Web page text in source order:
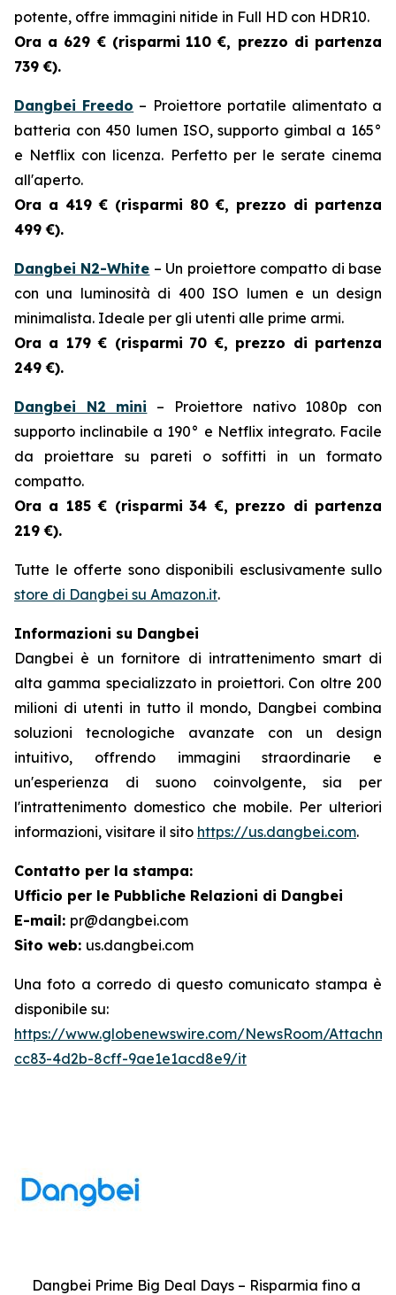
potente, offre immagini nitide in Full HD con HDR10.
Ora a 629 € (risparmi 110 €, prezzo di partenza
739 €).
Dangbei Freedo – Proiettore portatile alimentato a
batteria con 450 lumen ISO, supporto gimbal a 165°
e Netflix con licenza. Perfetto per le serate cinema
all'aperto.
Ora a 419 € (risparmi 80 €, prezzo di partenza
499 €).
Dangbei N2-White – Un proiettore compatto di base
con una luminosità di 400 ISO lumen e un design
minimalista. Ideale per gli utenti alle prime armi.
Ora a 179 € (risparmi 70 €, prezzo di partenza
249 €).
Dangbei N2 mini – Proiettore nativo 1080p con
supporto inclinabile a 190° e Netflix integrato. Facile
da proiettare su pareti o soffitti in un formato
compatto.
Ora a 185 € (risparmi 34 €, prezzo di partenza
219 €).
Tutte le offerte sono disponibili esclusivamente sullo
store di Dangbei su Amazon.it.
Informazioni su Dangbei
Dangbei è un fornitore di intrattenimento smart di
alta gamma specializzato in proiettori. Con oltre 200
milioni di utenti in tutto il mondo, Dangbei combina
soluzioni tecnologiche avanzate con un design
intuitivo, offrendo immagini straordinarie e
un'esperienza di suono coinvolgente, sia per
l'intrattenimento domestico che mobile. Per ulteriori
informazioni, visitare il sito https://us.dangbei.com.
Contatto per la stampa:
Ufficio per le Pubbliche Relazioni di Dangbei
E-mail: pr@dangbei.com
Sito web: us.dangbei.com
Una foto a corredo di questo comunicato stampa è
disponibile su:
https://www.globenewswire.com/NewsRoom/
cc83-4d2b-8cff-9ae1e1acd8e9/it
Dangbei Prime Big Deal Days – Risparmia fino a